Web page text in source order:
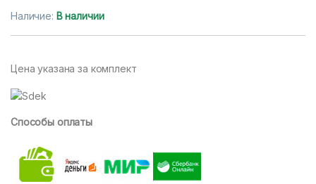
Наличие: В наличии
Цена указана за комплект
Способы оплаты